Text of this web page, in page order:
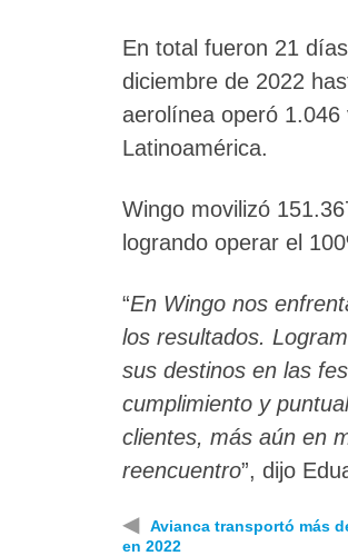
En total fueron 21
diciembre de 2022
aerolínea operó
Latinoamérica.
Wingo movilizó
logrando operar el
“En Wingo nos
los resultados.
sus destinos en las
cumplimiento y
clientes, más aún en
reencuentro”, dijo
◀
Avianca transportó más
en 2022